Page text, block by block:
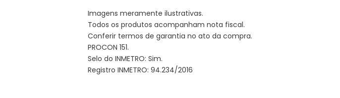
Imagens meramente ilustrativas.
Todos os produtos acompanham nota fiscal.
Conferir termos de garantia no ato da compra.
PROCON 151.
Selo do INMETRO: Sim.
Registro INMETRO: 94.234/2016